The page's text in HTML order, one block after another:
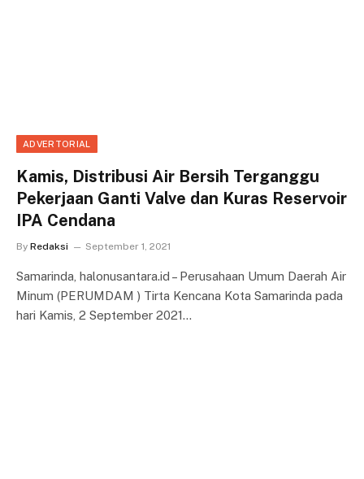
ADVERTORIAL
Kamis, Distribusi Air Bersih Terganggu
Pekerjaan Ganti Valve dan Kuras Reservoir
IPA Cendana
By Redaksi September 1, 2021
Samarinda, halonusantara.id – Perusahaan Umum Daerah Air
Minum (PERUMDAM ) Tirta Kencana Kota Samarinda pada
hari Kamis, 2 September 2021…